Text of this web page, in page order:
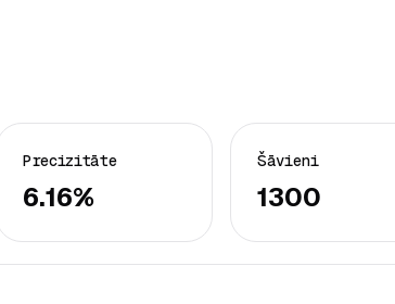
Precizitāte
6.16%
Šāvieni
1300